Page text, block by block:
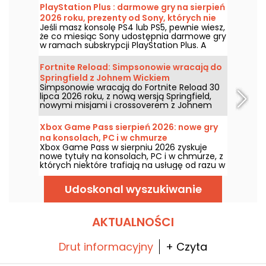
PlayStation Plus : darmowe gry na sierpień
2026 roku, prezenty od Sony, których nie
warto przegapić
Jeśli masz konsolę PS4 lub PS5, pewnie wiesz,
że co miesiąc Sony udostępnia darmowe gry
w ramach subskrypcji PlayStation Plus. A
zatem, jakie darmowe tytuły czekają w
sierpniu 2026 roku? Poznaj listę wybranych
gier na ten miesiąc.
Fortnite Reload: Simpsonowie wracają do
Springfield z Johnem Wickiem
Simpsonowie wracają do Fortnite Reload 30
lipca 2026 roku, z nową wersją Springfield,
nowymi misjami i crossoverem z Johnem
Wickiem. Aktualizacja dodaje kilka
ikonicznych miejsc, specjalny styl dla
słynnego zabójcy i nowe elementy rozgrywki.
Xbox Game Pass sierpień 2026: nowe gry
na konsolach, PC i w chmurze
Xbox Game Pass w sierpniu 2026 zyskuje
nowe tytuły na konsolach, PC i w chmurze, z
których niektóre trafiają na usługę od razu w
dniu premiery. Oto najważniejsze nowości,
które Microsoft zapowiedział dla abonentów.
Udoskonal wyszukiwanie
AKTUALNOŚCI
Drut informacyjny + Czyta